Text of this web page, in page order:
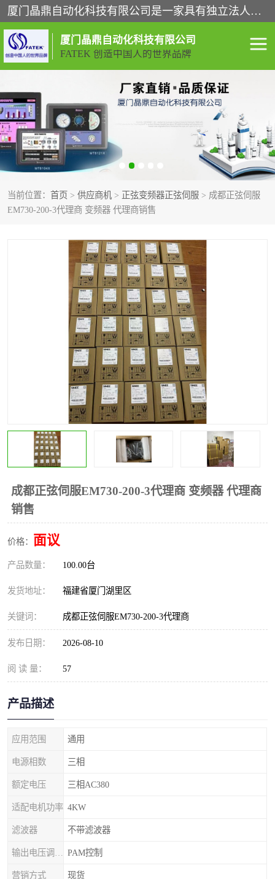
厦门晶鼎自动化科技有限公司是一家具有独立法人资格的高新技术企业；代理销售的产品有台湾威纶触摸屏，魏德米勒全系列，永宏触摸屏,威纶触摸屏,台湾威纶weinview触摸屏,台湾永宏PLC，FATEK,永宏伺服,图儿克总线，施耐德，欧姆龙，西门子，富士变频，K&N蓝系列， BUSSMANN，松下变频器，丹佛斯变频器等。
厦门晶鼎自动化科技有限公司
FATEK 创造中国人的世界品牌
当前位置： 首页 > 供应商机 > 正弦变频器正弦伺服 > 成都正弦伺服
EM730-200-3代理商 变频器 代理商销售
成都正弦伺服EM730-200-3代理商 变频器 代理商
销售
价格： 面议
产品数量： 100.00台
发货地址： 福建省厦门湖里区
关键词： 成都正弦伺服EM730-200-3代理商
发布日期： 2026-08-10
阅 读 量： 57
产品描述
应用范围 通用
电源相数 三相
额定电压 三相AC380
适配电机功率 4KW
滤波器 不带滤波器
PAM控制
营销方式 现货
闽台永宏PLC WEINVIEW闽台威纶触摸
正弦变频器正弦伺服 魏德米勒接线端子
ABB电流开关 魏德米勒电源
丹佛斯变频器 MOXA通讯模块
魏德米勒工具 西门子
其他
安士能开关
普洛菲斯触摸屏
魏德米勒继电器 施迈赛限位开关